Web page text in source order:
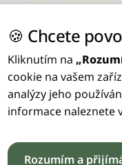
🍪 Chcete
Kliknutím na
cookie na vašem
analýzy jeho
informace naleznete
Rozumím a